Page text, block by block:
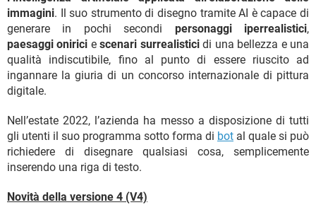
immagini. Il suo strumento di disegno tramite AI è capace di
generare in pochi secondi personaggi iperrealistici,
paesaggi onirici escenari surrealisticidi una bellezza e una
qualità indiscutibile, fino al punto di essere riuscito ad
ingannare la giuria di un concorso internazionale di pittura
digitale.
Nell’estate 2022, l’azienda ha messo a disposizione di tutti
gli utenti il suo programma sotto forma di bot al quale si può
richiedere di disegnare qualsiasi cosa, semplicemente
inserendo una riga di testo.
Novità della versione 4 (V4)